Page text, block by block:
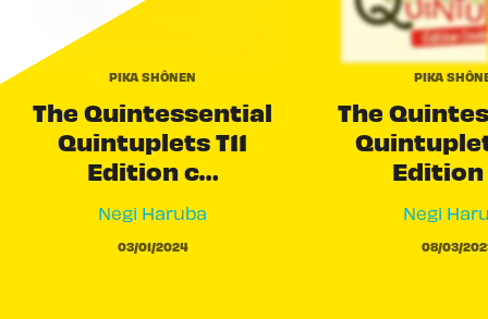
PIKA SHÔNEN
The Quintessential
Quintuplets T11
Edition c…
Negi Haruba
03/01/2024
PIKA
The
Negi
08/03/